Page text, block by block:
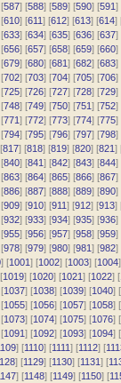
587] [588] [589] [590] [591]
610] [611] [612] [613] [614]
633] [634] [635] [636] [637]
656] [657] [658] [659] [660]
679] [680] [681] [682] [683]
702] [703] [704] [705] [706]
725] [726] [727] [728] [729]
748] [749] [750] [751] [752]
771] [772] [773] [774] [775]
794] [795] [796] [797] [798]
817] [818] [819] [820] [821]
840] [841] [842] [843] [844]
863] [864] [865] [866] [867]
886] [887] [888] [889] [890]
909] [910] [911] [912] [913]
932] [933] [934] [935] [936]
955] [956] [957] [958] [959]
978] [979] [980] [981] [982]
] [1001] [1002] [1003] [1004
1019] [1020] [1021] [1022] [
1037] [1038] [1039] [1040] [
1055] [1056] [1057] [1058] [
1073] [1074] [1075] [1076] [
1091] [1092] [1093] [1094] [
] [1110] [1111] [1112] [
] [1129] [1130] [1131] [
] [1148] [1149] [1150] [